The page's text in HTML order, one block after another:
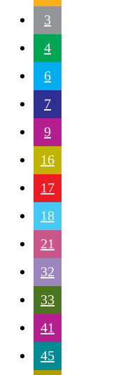
3
4
6
7
9
16
17
18
21
32
33
41
45